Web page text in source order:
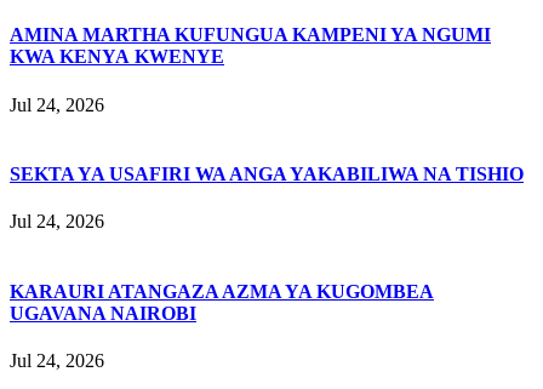
AMINA MARTHA KUFUNGUA KAMPENI YA NGUMI
KWA KENYA KWENYE
Jul 24, 2026
SEKTA YA USAFIRI WA ANGA YAKABILIWA NA TISHIO
Jul 24, 2026
KARAURI ATANGAZA AZMA YA KUGOMBEA
UGAVANA NAIROBI
Jul 24, 2026